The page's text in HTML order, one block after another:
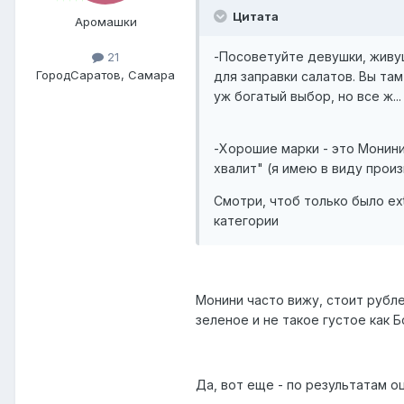
Аромашки
21
ГородСаратов, Самара
Цитата
-Посоветуйте девушки,
для заправки салатов. Вы
уж богатый выбор, но все
-Хорошие марки - это
хвалит" (я имею в виду
Смотри, чтоб только было
категории
Монини часто вижу, стоит
зеленое и не такое густое как
Да, вот еще - по результатам